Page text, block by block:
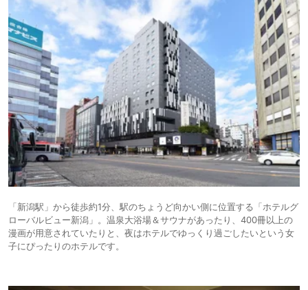
「新潟駅」から徒歩約1分、駅のちょうど向かい側に位置する「ホテルグ
ローバルビュー新潟」。温泉大浴場＆サウナがあったり、400冊以上の
漫画が用意されていたりと、夜はホテルでゆっくり過ごしたいという女
子にぴったりのホテルです。